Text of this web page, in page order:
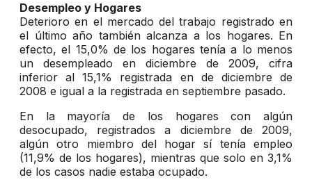
Desempleo y Hogares
Deterioro en el mercado del trabajo registrado en
el último año también alcanza a los hogares. En
efecto, el 15,0% de los hogares tenía a lo menos
un desempleado en diciembre de 2009, cifra
inferior al 15,1% registrada en de diciembre de
2008 e igual a la registrada en septiembre pasado.
En la mayoría de los hogares con algún
desocupado, registrados a diciembre de 2009,
algún otro miembro del hogar sí tenía empleo
(11,9% de los hogares), mientras que solo en 3,1%
de los casos nadie estaba ocupado.